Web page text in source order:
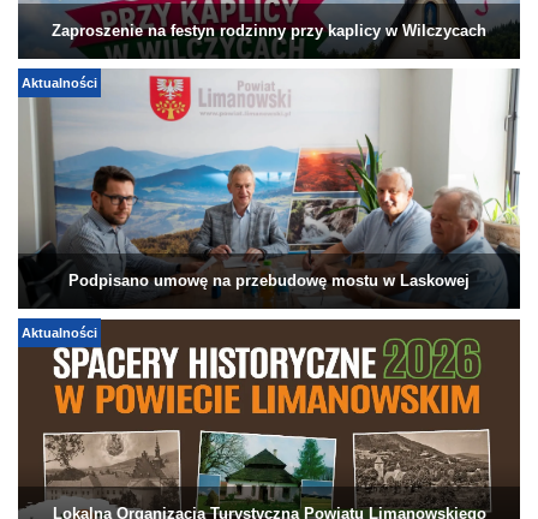
Zaproszenie na festyn rodzinny przy kaplicy w Wilczycach
Aktualności
Podpisano umowę na przebudowę mostu w Laskowej
Aktualności